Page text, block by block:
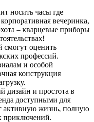
носить часы где
вечеринка,
– кварцевые приборы
смогут оценить
профессий.
и особой
конструкция
дизайн и простота в
доступными для
активную жизнь, полную
приключений.